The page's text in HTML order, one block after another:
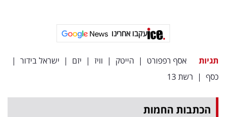
עקבו אחרינו
תגיות אסף רפפורט | הייטק | וויז | יזם | ישראל בידור |
כסף | רשת 13
הכתבות החמות